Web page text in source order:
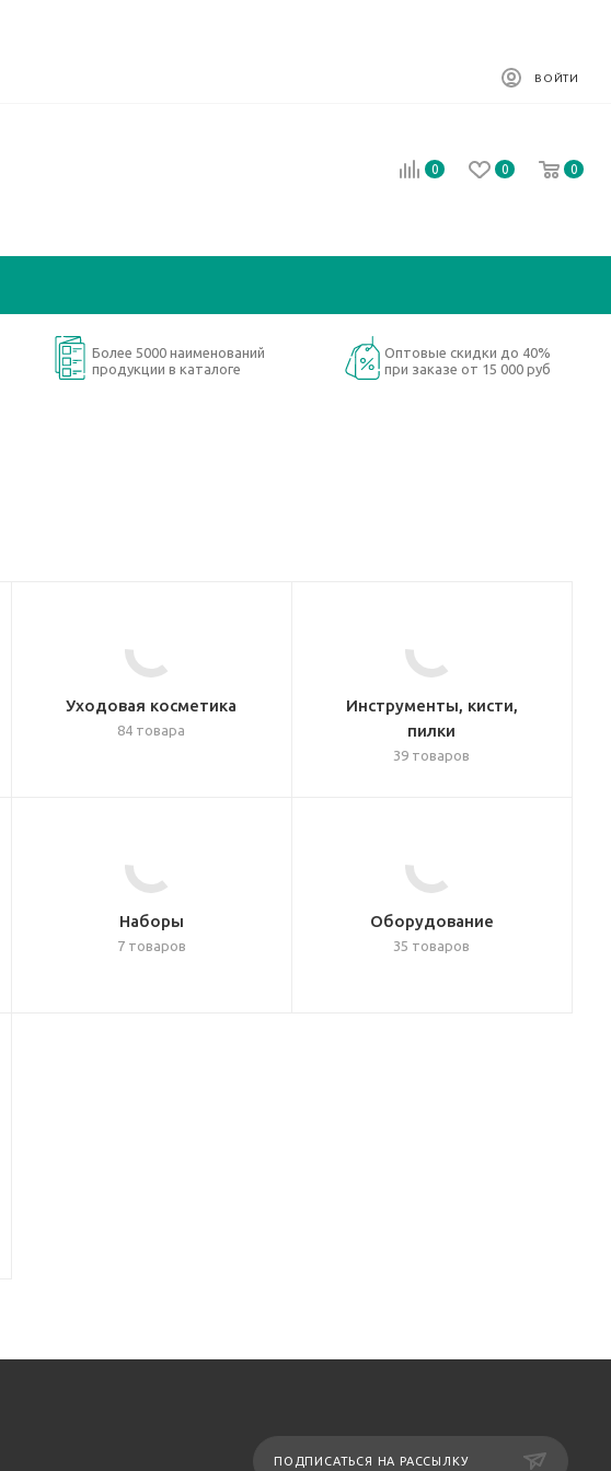
ВОЙТИ
0 0 0
Более 5000 наименований
продукции в каталоге
Оптовые скидки до 40%
при заказе от 15 000 руб
Уходовая косметика
84 товара
Инструменты, кисти,
пилки
39 товаров
Наборы
7 товаров
Оборудование
35 товаров
ПОДПИСАТЬСЯ НА РАССЫЛКУ